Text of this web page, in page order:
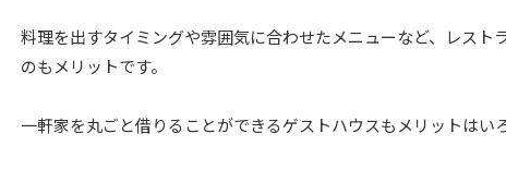
料理を出すタイミングや雰囲気に合わせたメニューなど、レスト
のもメリットです。
一軒家を丸ごと借りることができるゲストハウスもメリットはい